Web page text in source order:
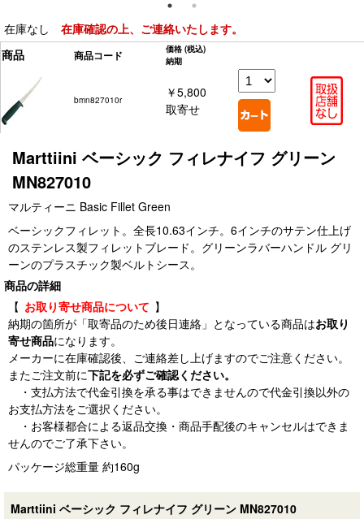
在庫なし 在庫確認の上、ご連絡いたします。
商品
商品コード 価格 (税込)
納期
bmn827010r
￥5,800
取寄せ
Marttiini ベーシック フィレナイフ グリーン
MN827010
マルティーニ Basic Fillet Green
ベーシックフィレット。全長10.63インチ。6インチのサテン仕上げ
のステンレス製フィレットブレード。グリーンラバーハンドル グリ
ーンのプラスチック製ベルトシース。
商品の詳細
【 お取り寄せ商品について 】
納期の箇所が「取寄品のため後日連絡」となっている商品はお取り
寄せ商品になります。
メーカーに在庫確認後、ご連絡差し上げますのでご注意ください。
またご注文前に下記を必ずご確認ください。
・支払方法で代金引換を承る事はできませんので代金引換以外の
お支払方法をご選択ください。
・お客様都合による返品交換・商品手配後のキャンセルはできま
せんのでご了承下さい。
パッケージ総重量 約160g
Marttiini ベーシック フィレナイフ グリーン MN827010